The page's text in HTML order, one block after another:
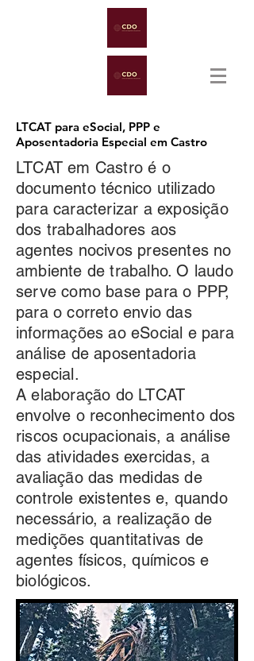
LTCAT para eSocial, PPP e
Aposentadoria Especial em Castro
LTCAT em Castro é o
documento técnico utilizado
para caracterizar a exposição
dos trabalhadores aos
agentes nocivos presentes no
ambiente de trabalho. O laudo
serve como base para o PPP,
para o correto envio das
informações ao eSocial e para
análise de aposentadoria
especial.
A elaboração do LTCAT
envolve o reconhecimento dos
riscos ocupacionais, a análise
das atividades exercidas, a
avaliação das medidas de
controle existentes e, quando
necessário, a realização de
medições quantitativas de
agentes físicos, químicos e
biológicos.